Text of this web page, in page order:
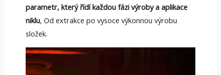
parametr, který řídí každou fázi výroby a aplikace
niklu, Od extrakce po vysoce výkonnou výrobu
složek.